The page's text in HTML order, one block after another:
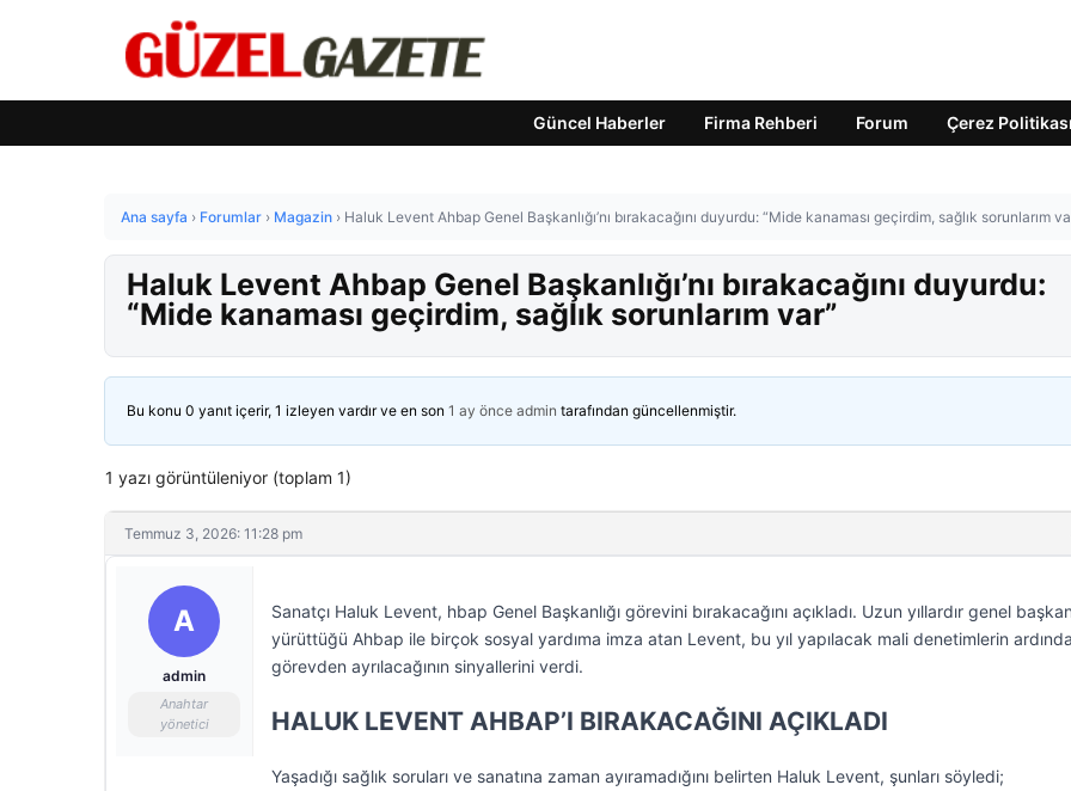
Güncel Haberler Firma Rehberi Forum Çerez Politikası
Ana sayfa › Forumlar › Magazin › Haluk Levent Ahbap Genel Başkanlığı’nı bırakacağını duyurdu: “Mide kanaması geçirdim, sağlık sorunlarım
Haluk Levent Ahbap Genel Başkanlığı’nı bırakacağını duyurdu:
“Mide kanaması geçirdim, sağlık sorunlarım var”
Bu konu 0 yanıt içerir, 1 izleyen vardır ve en son 1 ay önce admin tarafından güncellenmiştir.
1 yazı görüntüleniyor (toplam 1)
Temmuz 3, 2026: 11:28 pm
A
admin
Anahtar
yönetici
Sanatçı Haluk Levent, hbap Genel Başkanlığı görevini bırakacağını açıkladı. Uzun yıllardır genel
yürüttüğü Ahbap ile birçok sosyal yardıma imza atan Levent, bu yıl yapılacak mali denetimlerin
görevden ayrılacağının sinyallerini verdi.
HALUK LEVENT AHBAP’I BIRAKACAĞINI AÇIKLADI
Yaşadığı sağlık soruları ve sanatına zaman ayıramadığını belirten Haluk Levent, şunları söyledi;